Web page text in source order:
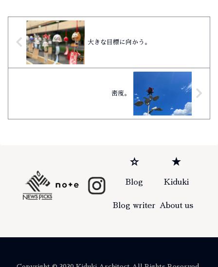
大きな目標に向かう。
密度。
☆
Blog
Blog writer
★
Kiduki
About us